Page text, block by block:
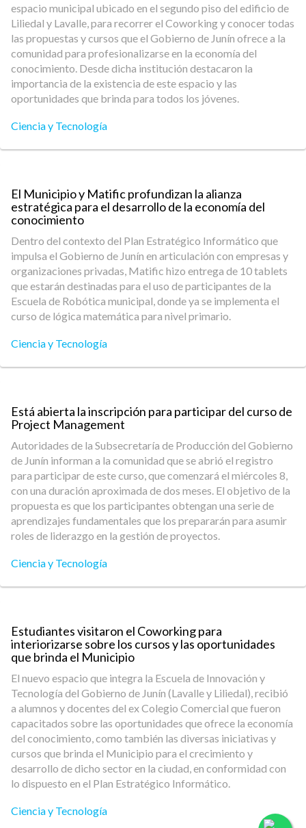
espacio municipal ubicado en el segundo piso del edificio de
Liliedal y Lavalle, para recorrer el Coworking y conocer todas
las propuestas y cursos que el Gobierno de Junín ofrece a la
comunidad para profesionalizarse en la economía del
conocimiento. Desde dicha institución destacaron la
importancia de la existencia de este espacio y las
oportunidades que brinda para todos los jóvenes.
Ciencia y Tecnología
El Municipio y Matific profundizan la alianza
estratégica para el desarrollo de la economía del
conocimiento
Dentro del contexto del Plan Estratégico Informático que
impulsa el Gobierno de Junín en articulación con empresas y
organizaciones privadas, Matific hizo entrega de 10 tablets
que estarán destinadas para el uso de participantes de la
Escuela de Robótica municipal, donde ya se implementa el
curso de lógica matemática para nivel primario.
Ciencia y Tecnología
Está abierta la inscripción para participar del curso de
Project Management
Autoridades de la Subsecretaría de Producción del Gobierno
de Junín informan a la comunidad que se abrió el registro
para participar de este curso, que comenzará el miércoles 8,
con una duración aproximada de dos meses. El objetivo de la
propuesta es que los participantes obtengan una serie de
aprendizajes fundamentales que los prepararán para asumir
roles de liderazgo en la gestión de proyectos.
Ciencia y Tecnología
Estudiantes visitaron el Coworking para
interiorizarse sobre los cursos y las oportunidades
que brinda el Municipio
El nuevo espacio que integra la Escuela de Innovación y
Tecnología del Gobierno de Junín (Lavalle y Liliedal), recibió
a alumnos y docentes del ex Colegio Comercial que fueron
capacitados sobre las oportunidades que ofrece la economía
del conocimiento, como también las diversas iniciativas y
cursos que brinda el Municipio para el crecimiento y
desarrollo de dicho sector en la ciudad, en conformidad con
lo dispuesto en el Plan Estratégico Informático.
Ciencia y Tecnología